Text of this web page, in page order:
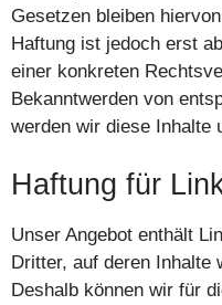
Gesetzen bleiben
Haftung ist jedoch erst
einer konkreten
Bekanntwerden von
werden wir diese Inhalte
Haftung für
Unser Angebot enthält
Dritter, auf deren Inhalte
Deshalb können wir für